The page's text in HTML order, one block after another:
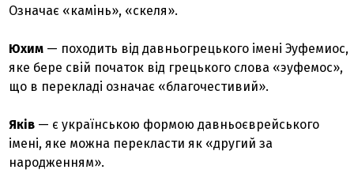
Означає «камінь», «скеля».
Юхим — походить від давньогрецького імені Эуфемиос,
яке бере свій початок від грецького слова «эуфемос»,
що в перекладі означає «благочестивий».
Яків — є українською формою давньоєврейського
імені, яке можна перекласти як «другий за
народженням».